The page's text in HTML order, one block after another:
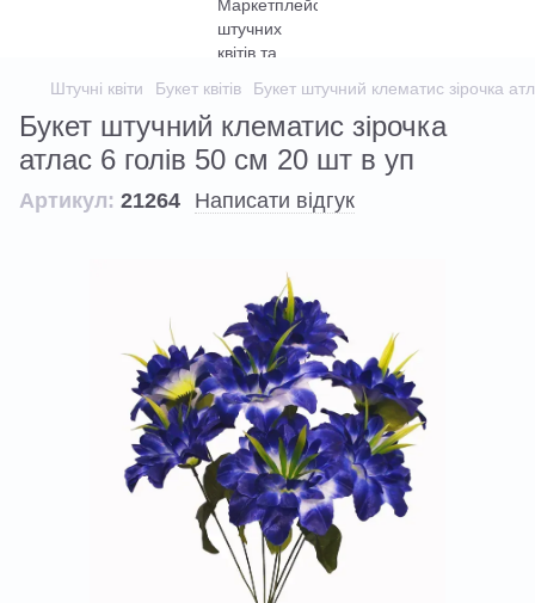
Штучні квіти Букет квітів Букет штучний клематис зірочка
Букет штучний клематис зірочка
атлас 6 голів 50 см 20 шт в уп
Артикул: 21264 Написати відгук